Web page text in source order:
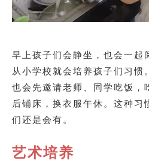
早上孩子们会静坐，也会一起
从小学校就会培养孩子们习惯
也会先邀请老师、同学吃饭，
后铺床，换衣服午休。这种习
们还是会有。
艺术培养